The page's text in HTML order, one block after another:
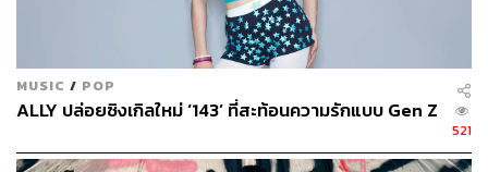
MUSIC / POP
ALLY ปล่อยซิงเกิลใหม่ ‘143’ ที่สะท้อนความรักแบบ Gen Z
521